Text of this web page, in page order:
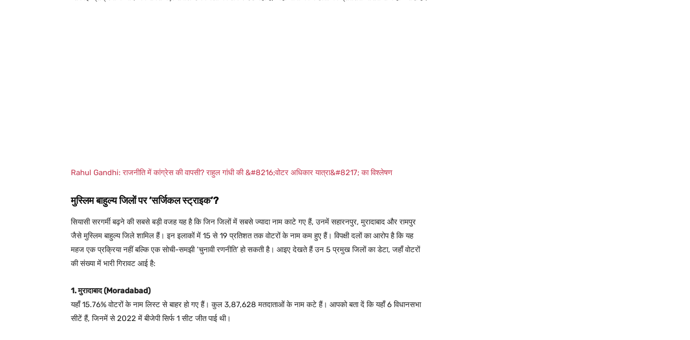
Rahul Gandhi: राजनीति में कांग्रेस की वापसी? राहुल गांधी की &#8216;वोटर अधिकार यात्रा&#8217; का विश्लेषण
मुस्लिम बाहुल्य जिलों पर ‘सर्जिकल स्ट्राइक’?
सियासी सरगर्मी बढ़ने की सबसे बड़ी वजह यह है कि जिन जिलों में सबसे ज्यादा नाम काटे गए हैं, उनमें सहारनपुर, मुरादाबाद और रामपुर
जैसे मुस्लिम बाहुल्य जिले शामिल हैं। इन इलाकों में 15 से 19 प्रतिशत तक वोटरों के नाम कम हुए हैं। विपक्षी दलों का आरोप है कि यह
महज एक प्रक्रिया नहीं बल्कि एक सोची-समझी ‘चुनावी रणनीति’ हो सकती है। आइए देखते हैं उन 5 प्रमुख जिलों का डेटा, जहाँ वोटरों
की संख्या में भारी गिरावट आई है:
1. मुरादाबाद (Moradabad)
यहाँ 15.76% वोटरों के नाम लिस्ट से बाहर हो गए हैं। कुल 3,87,628 मतदाताओं के नाम कटे हैं। आपको बता दें कि यहाँ 6 विधानसभा
सीटें हैं, जिनमें से 2022 में बीजेपी सिर्फ 1 सीट जीत पाई थी।